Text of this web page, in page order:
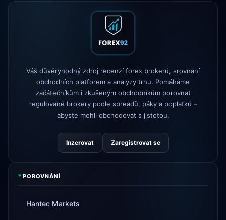
změněna politika pákového
FP Markets — nové účty bez provizí
AvaTrade ztráta regulační licence 3d
Tickmill
rychlost výběru nyní 24
hodin
4d
Váš důvěryhodný zdroj recenzí forex brokerů, srovnání
obchodních platforem a analýzy trhu. Pomáháme
začátečníkům i zkušeným obchodníkům porovnat
regulované brokery podle spreadů, páky a poplatků –
abyste mohli obchodovat s jistotou.
Inzerovat Zaregistrovat se
*POROVNÁNÍ
Hantec Markets